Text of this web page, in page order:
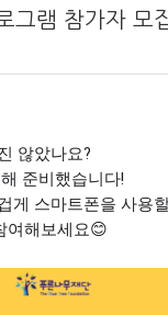
그램 참가자 모
않았나요?
준비했습니다!
게 스마트폰을 사용
여해보세요😊